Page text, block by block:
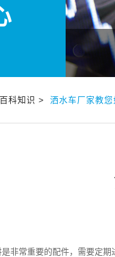
百科知识 > 洒水车厂家教
非常重要的配件，需要定期